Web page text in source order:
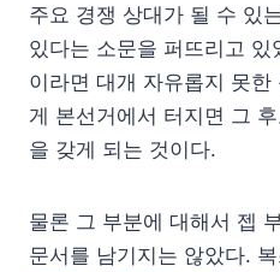
주요 경쟁 상대가 될 수 있
있다는 소문을 퍼뜨리고
이라면 대개 자유롭지 못한
게 본선거에서 터지면 그
을 갖게 되는 것이다.
물론 그 부분에 대해서 젭
문서를 남기지는 않았다.